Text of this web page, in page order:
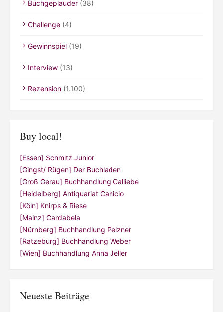
Buchgeplauder (38)
Challenge (4)
Gewinnspiel (19)
Interview (13)
Rezension (1.100)
Buy local!
[Essen] Schmitz Junior
[Gingst/ Rügen] Der Buchladen
[Groß Gerau] Buchhandlung Calliebe
[Heidelberg] Antiquariat Canicio
[Köln] Knirps & Riese
[Mainz] Cardabela
[Nürnberg] Buchhandlung Pelzner
[Ratzeburg] Buchhandlung Weber
[Wien] Buchhandlung Anna Jeller
Neueste Beiträge